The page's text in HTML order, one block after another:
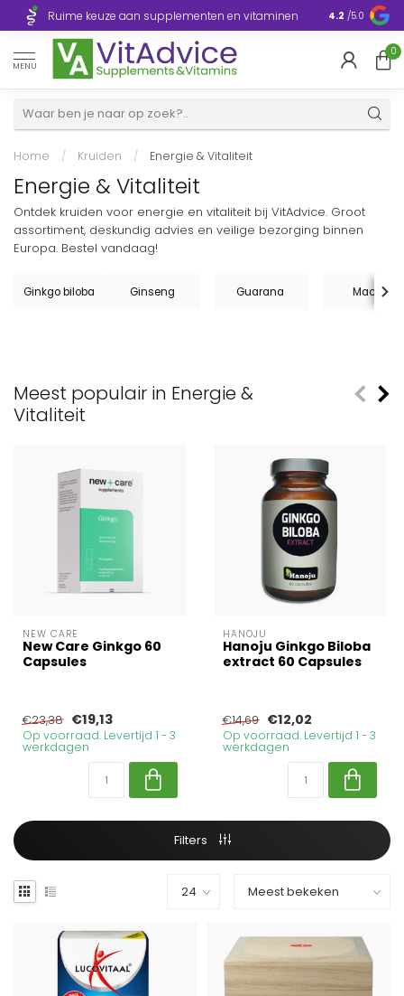
Ruime keuze aan supplementen en vitaminen Europa
4.2 /5.0
MENU
0
Home / Kruiden / Energie & Vitaliteit
Energie & Vitaliteit
Ontdek kruiden voor energie en vitaliteit bij VitAdvice. Groot
assortiment, deskundig advies en veilige bezorging binnen
Europa. Bestel vandaag!
Ginkgo biloba Ginseng Guarana Maca
Meest populair in Energie &
Vitaliteit
NEW CARE
New Care Ginkgo 60
Capsules
€23,38 €19,13
Op voorraad. Levertijd 1 - 3
werkdagen
HANOJU
Hanoju Ginkgo Biloba
extract 60 Capsules
€14,69 €12,02
Op voorraad. Levertijd 1 - 3
werkdagen
Filters